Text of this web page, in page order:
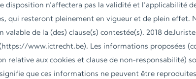
disposition n’affectera pas la validité et l’applicabilité
qui resteront pleinement en vigueur et de plein effet.
de la (des) clause(s) contestée(s). 2018
https://www.ictrecht.be). Les informations proposées
relative aux cookies et clause de non-responsabilité)
que ces informations ne peuvent être